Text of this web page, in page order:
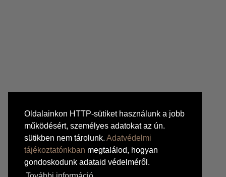
Oldalainkon HTTP-sütiket használunk a jobb
működésért, személyes adatokat az ún.
sütikben nem tárolunk. Adatvédelmi
tájékoztatónkban megtalálod, hogyan
gondoskodunk adataid védelméről.